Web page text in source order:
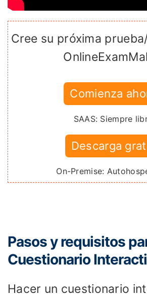
Cree su próxima
Comienza
SAAS: Siempre
Descarga
On-Premise:
Pasos y requisitos
Cuestionario
Hacer un cuestionario